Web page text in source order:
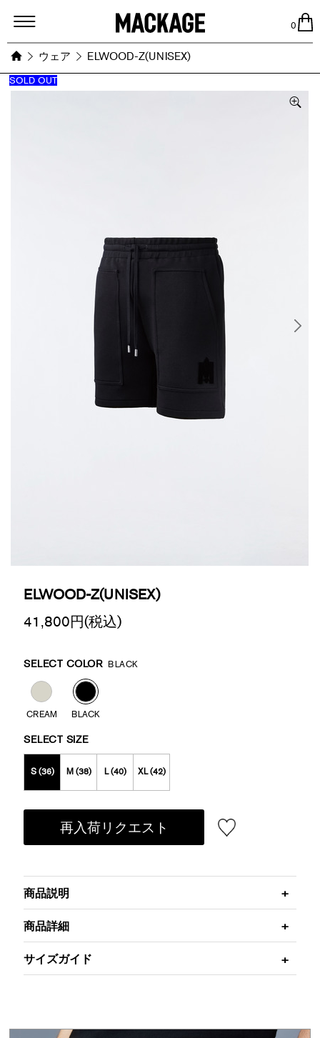
MACKAGE
0
ウェア ELWOOD-Z(UNISEX)
SOLD OUT
ELWOOD-Z(UNISEX)
41,800円(税込)
Variations
SELECT COLOR BLACK
CREAM BLACK
SELECT SIZE
S (36) M (38) L (40) XL (42)
再入荷リクエスト
商品説明
商品詳細
サイズガイド